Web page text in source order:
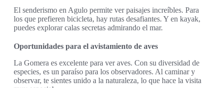
El senderismo en Agulo permite ver paisajes increíbles. Para
los que prefieren bicicleta, hay rutas desafiantes. Y en kayak,
puedes explorar calas secretas admirando el mar.
Oportunidades para el avistamiento de aves
La Gomera es excelente para ver aves. Con su diversidad de
especies, es un paraíso para los observadores. Al caminar y
observar, te sientes unido a la naturaleza, lo que hace la visita